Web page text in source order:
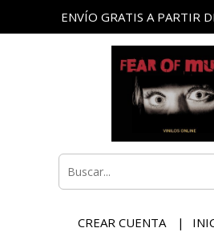
ENVÍO GRATIS A PARTIR
CREAR CUENTA